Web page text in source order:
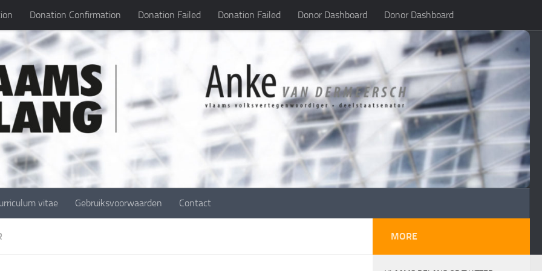
Donation Confirmation Donation Failed Donation Failed Donor Dashboard Donor Dashboard
vitae Gebruiksvoorwaarden Contact
MORE